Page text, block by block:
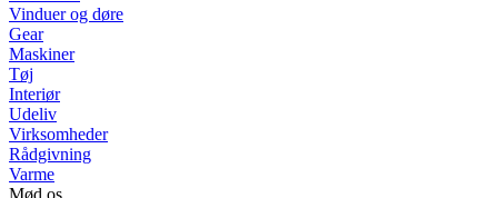
Vinduer og døre
Gear
Maskiner
Tøj
Interiør
Udeliv
Virksomheder
Rådgivning
Varme